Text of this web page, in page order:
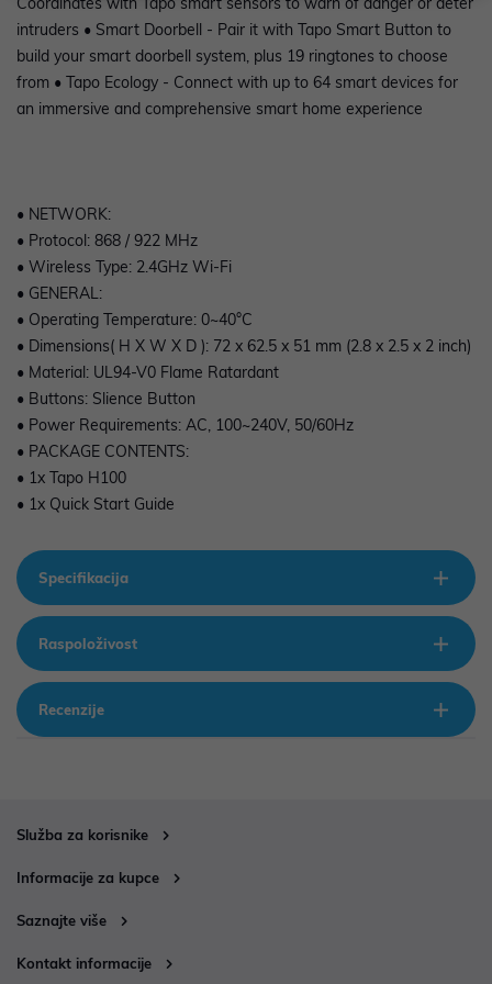
intruders • Smart Doorbell - Pair it with Tapo Smart Button to
build your smart doorbell system, plus 19 ringtones to choose
from • Tapo Ecology - Connect with up to 64 smart devices for
an immersive and comprehensive smart home experience
• NETWORK:
• Protocol: 868 / 922 MHz
• Wireless Type: 2.4GHz Wi-Fi
• GENERAL:
• Operating Temperature: 0~40°C
• Dimensions( H X W X D ): 72 x 62.5 x 51 mm (2.8 x 2.5 x 2 inch)
• Material: UL94-V0 Flame Ratardant
• Buttons: Slience Button
• Power Requirements: AC, 100~240V, 50/60Hz
• PACKAGE CONTENTS:
• 1x Tapo H100
• 1x Quick Start Guide
Specifikacija
Raspoloživost
Recenzije
Služba za korisnike
Informacije za kupce
Saznajte više
Kontakt informacije